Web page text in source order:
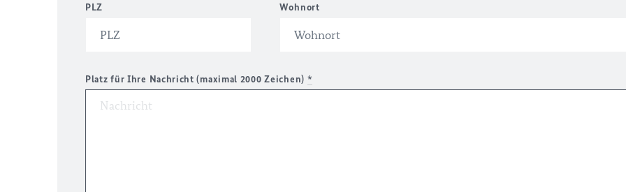
PLZ Wohnort
Platz für Ihre Nachricht (maximal 2000 Zeichen) *